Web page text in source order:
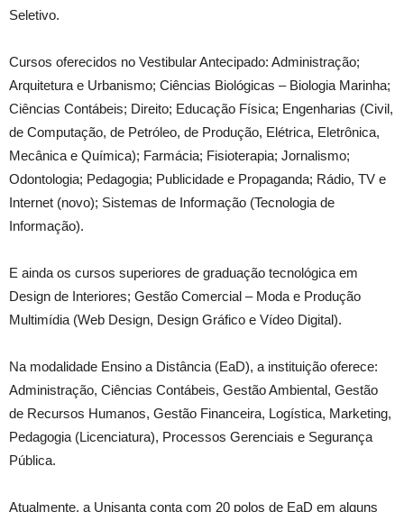
Seletivo.
Cursos oferecidos no Vestibular Antecipado: Administração;
Arquitetura e Urbanismo; Ciências Biológicas – Biologia Marinha;
Ciências Contábeis; Direito; Educação Física; Engenharias (Civil,
de Computação, de Petróleo, de Produção, Elétrica, Eletrônica,
Mecânica e Química); Farmácia; Fisioterapia; Jornalismo;
Odontologia; Pedagogia; Publicidade e Propaganda; Rádio, TV e
Internet (novo); Sistemas de Informação (Tecnologia de
Informação).
E ainda os cursos superiores de graduação tecnológica em
Design de Interiores; Gestão Comercial – Moda e Produção
Multimídia (Web Design, Design Gráfico e Vídeo Digital).
Na modalidade Ensino a Distância (EaD), a instituição oferece:
Administração, Ciências Contábeis, Gestão Ambiental, Gestão
de Recursos Humanos, Gestão Financeira, Logística, Marketing,
Pedagogia (Licenciatura), Processos Gerenciais e Segurança
Pública.
Atualmente, a Unisanta conta com 20 polos de EaD em alguns